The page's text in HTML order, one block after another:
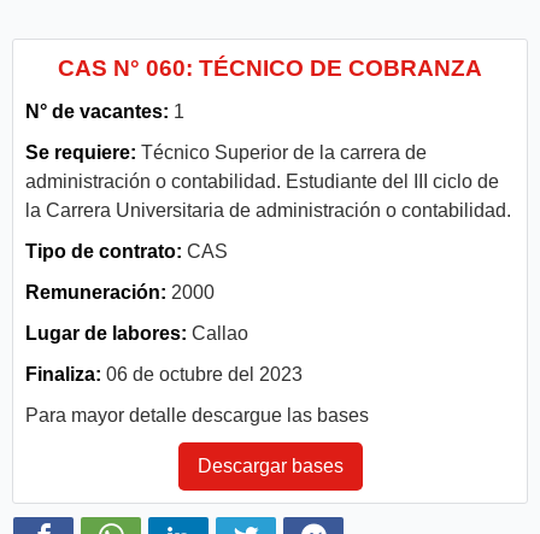
CAS N° 060: TÉCNICO DE COBRANZA
N° de vacantes: 1
Se requiere: Técnico Superior de la carrera de
administración o contabilidad. Estudiante del III ciclo de
la Carrera Universitaria de administración o contabilidad.
Tipo de contrato: CAS
Remuneración: 2000
Lugar de labores: Callao
Finaliza: 06 de octubre del 2023
Para mayor detalle descargue las bases
Descargar bases